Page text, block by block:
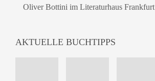
Oliver Bottini im Literaturhaus Frankfurt
AKTUELLE BUCHTIPPS